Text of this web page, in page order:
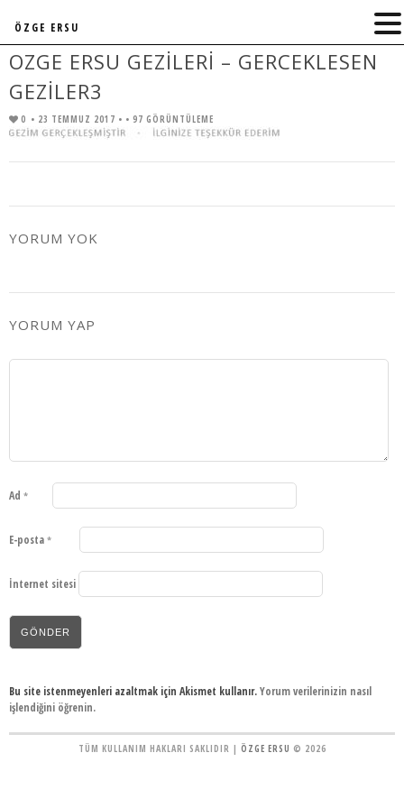
OZGE ERSU GEZILERI – GERCEKLESEN
GEZILER3
0 • 23 TEMMUZ 2017 • • 97 GÖRÜNTÜLEME
YORUM YOK
YORUM YAP
Ad *
E-posta *
İnternet sitesi
Bu site istenmeyenleri azaltmak için Akismet kullanır.Yorum verilerinizin nasıl
işlendiğini öğrenin.
TÜM KULLANIM HAKLARI SAKLIDIR | ÖZGE ERSU © 2026
ÖZGE ERSU